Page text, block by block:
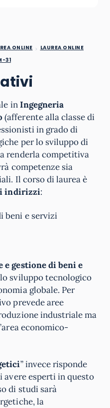
ONLINE
LAUREA ONLINE
31
inIngegneria
(afferente alla classe di
in grado di
per lo sviluppo di
renderla competitiva
competenze sia
Il corso di laurea è
indirizzi:
beni e servizi
e gestione di beni e
sviluppo tecnologico
globale. Per
prevede aree
industriale ma
economico-
” invece risponde
avere esperti in questo
di studi sarà
la